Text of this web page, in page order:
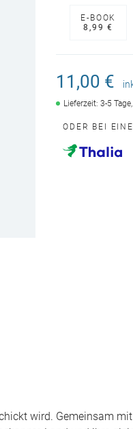
E-BOOK
8,99 €
11,00 €
Lieferzeit: 3-5
ODER BEI
wird. Gemeinsam